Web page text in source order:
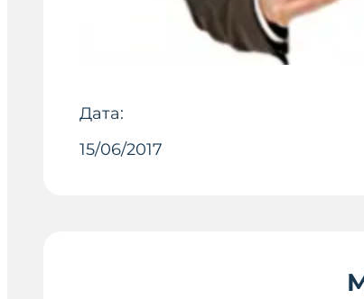
Дата:
15/06/2017